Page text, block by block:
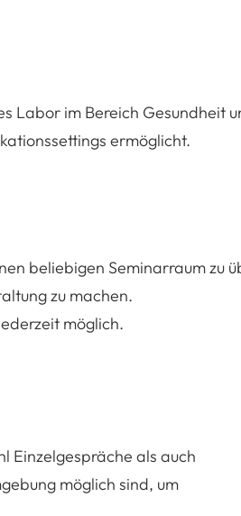
Labor im Bereich Gesundheit
ermöglicht.
beliebigen Seminarraum zu
zu machen.
möglich.
Einzelgespräche als auch
möglich sind, um